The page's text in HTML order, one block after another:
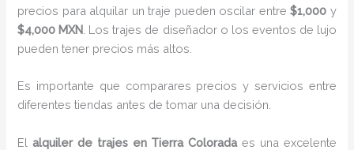
precios para alquilar un traje pueden oscilar entre$1,000 y
$4,000 MXN . Los trajes de diseñador o los eventos de lujo
pueden tener precios más altos.
Es importante que comparares precios y servicios entre
diferentes tiendas antes de tomar una decisión.
Elalquiler de trajes en Tierra Coloradaes una excelente